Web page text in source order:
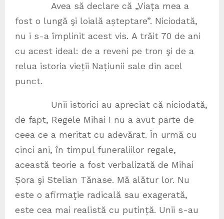
Avea să declare că „Viața mea a
fost o lungă şi loială așteptare”. Niciodată,
nu i s-a împlinit acest vis. A trăit 70 de ani
cu acest ideal: de a reveni pe tron şi de a
relua istoria vieții Națiunii sale din acel
punct.
Unii istorici au apreciat că niciodată,
de fapt, Regele Mihai I nu a avut parte de
ceea ce a meritat cu adevărat. În urmă cu
cinci ani, în timpul funeraliilor regale,
această teorie a fost verbalizată de Mihai
Șora şi Stelian Tănase. Mă alătur lor. Nu
este o afirmaţie radicală sau exagerată,
este cea mai realistă cu putință. Unii s-au